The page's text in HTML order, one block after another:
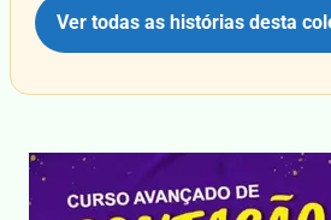
Ver todas as histórias desta